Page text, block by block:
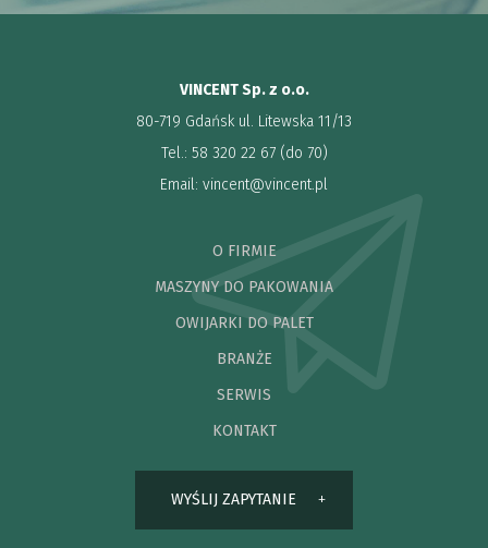
VINCENT Sp. z o.o.
80-719 Gdańsk ul. Litewska 11/13
Tel.: 58 320 22 67 (do 70)
Email: vincent@vincent.pl
O FIRMIE
MASZYNY DO PAKOWANIA
OWIJARKI DO PALET
BRANŻE
SERWIS
KONTAKT
WYŚLIJ ZAPYTANIE